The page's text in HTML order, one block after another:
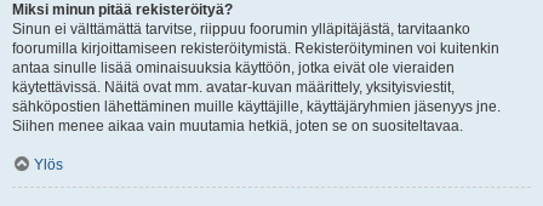
Miksi minun pitää rekisteröityä?
Sinun ei välttämättä tarvitse, riippuu foorumin ylläpitäjästä, tarvitaanko
foorumilla kirjoittamiseen rekisteröitymistä. Rekisteröityminen voi kuitenkin
antaa sinulle lisää ominaisuuksia käyttöön, jotka eivät ole vieraiden
käytettävissä. Näitä ovat mm. avatar-kuvan määrittely, yksityisviestit,
sähköpostien lähettäminen muille käyttäjille, käyttäjäryhmien jäsenyys jne.
Siihen menee aikaa vain muutamia hetkiä, joten se on suositeltavaa.
Ylös